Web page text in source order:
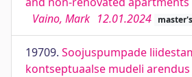
Vaino, Mark 12.01.2024
19709. Soojuspumpade
kontseptuaalse mudeli arendus